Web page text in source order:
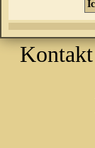
Kontakt